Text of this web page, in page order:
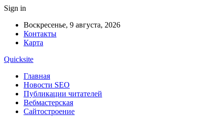
Sign in
Воскресенье, 9 августа, 2026
Контакты
Карта
Quicksite
Главная
Новости SEO
Публикации читателей
Вебмастерская
Сайтостроение